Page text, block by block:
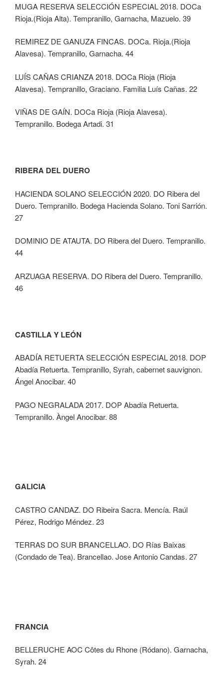
MUGA RESERVA SELECCIÓN ESPECIAL 2018. DOCa
Rioja.(Rioja Alta). Tempranillo, Garnacha, Mazuelo. 39
REMIREZ DE GANUZA FINCAS. DOCa. Rioja.(Rioja
Alavesa). Tempranillo, Garnacha. 44
LUÍS CAÑAS CRIANZA 2018. DOCa Rioja (Rioja
Alavesa). Tempranillo, Graciano. Familia Luís Cañas. 22
VIÑAS DE GAÍN. DOCa Rioja (Rioja Alavesa).
Tempranillo. Bodega Artadi. 31
RIBERA DEL DUERO
HACIENDA SOLANO SELECCIÓN 2020. DO Ribera del
Duero. Tempranillo. Bodega Hacienda Solano. Toni Sarrión.
27
DOMINIO DE ATAUTA. DO Ribera del Duero. Tempranillo.
44
ARZUAGA RESERVA. DO Ribera del Duero. Tempranillo.
46
CASTILLA Y LEÓN
ABADÍA RETUERTA SELECCIÓN ESPECIAL 2018. DOP
Abadía Retuerta. Tempranillo, Syrah, cabernet sauvignon.
Ángel Anocibar. 40
PAGO NEGRALADA 2017. DOP Abadía Retuerta.
Tempranillo. Àngel Anocibar. 88
GALICIA
CASTRO CANDAZ. DO Ribeira Sacra. Mencía. Raúl
Pérez, Rodrigo Méndez. 23
TERRAS DO SUR BRANCELLAO. DO Rías Baixas
(Condado de Tea). Brancellao. Jose Antonio Candas. 27
FRANCIA
BELLERUCHE AOC Côtes du Rhone (Ródano). Garnacha,
Syrah. 24